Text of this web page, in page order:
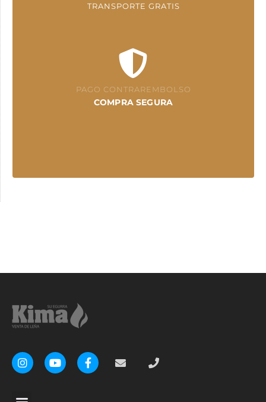
TRANSPORTE GRATIS
PAGO CONTRAREMBOLSO
COMPRA SEGURA